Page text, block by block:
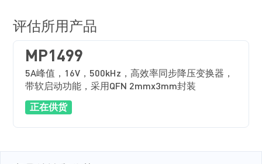
评估所用产品
MP1499
5A峰值，16V，500kHz，高效率同步降压变换器，
带软启动功能，采用QFN 2mmx3mm封装
正在供货